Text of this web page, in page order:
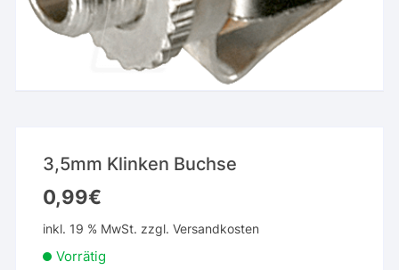
3,5mm Klinken Buchse
0,99€
inkl. 19 % MwSt. zzgl.Versandkosten
Vorrätig